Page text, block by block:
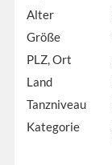
Alter
Größe
PLZ, Ort
Land
Tanzniveau
Kategorie